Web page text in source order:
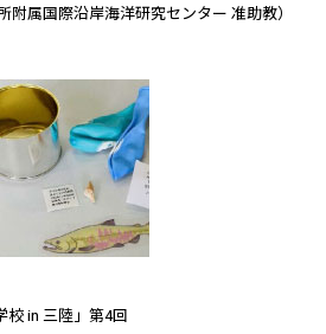
附属国際沿岸海洋研究センター 准助教）
校 in 三陸」第4回